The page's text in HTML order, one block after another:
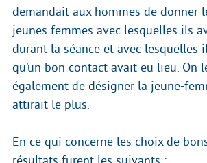
demandait aux hommes de donner
jeunes femmes avec lesquelles ils
durant la séance et avec lesquelles
qu’un bon contact avait eu lieu. On
également de désigner la jeune-
attirait le plus.
En ce qui concerne les choix de
résultats furent les suivants :